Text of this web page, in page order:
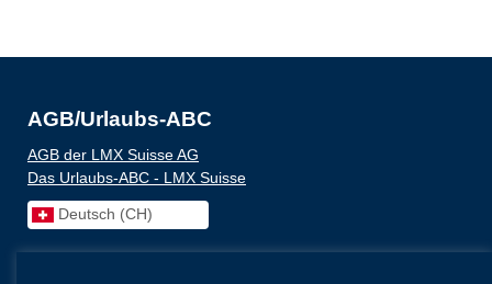
AGB/Urlaubs-ABC
AGB der LMX Suisse AG
Das Urlaubs-ABC - LMX Suisse
Deutsch (CH)